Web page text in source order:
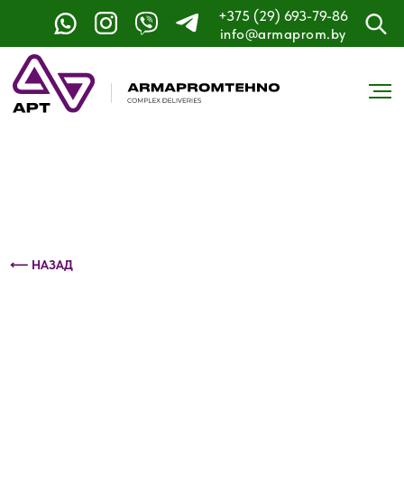
+375 (29) 693-79-86
info@armaprom.by
Контактный телефон: +375 (29) 693-79-86
⟵ НАЗАД